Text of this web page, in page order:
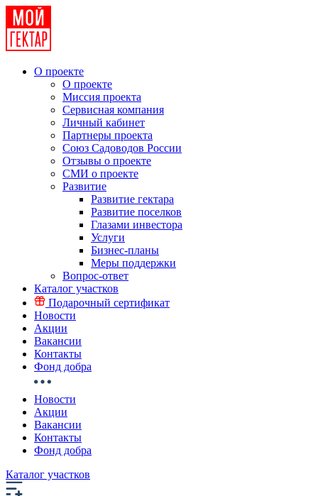
О проекте
О проекте
Миссия проекта
Сервисная компания
Личный кабинет
Партнеры проекта
Союз Садоводов России
Отзывы о проекте
СМИ о проекте
Развитие
Развитие гектара
Развитие поселков
Глазами инвестора
Услуги
Бизнес-планы
Меры поддержки
Вопрос-ответ
Каталог участков
Подарочный сертификат
Новости
Акции
Вакансии
Контакты
Фонд добра
Новости
Акции
Вакансии
Контакты
Фонд добра
Каталог участков